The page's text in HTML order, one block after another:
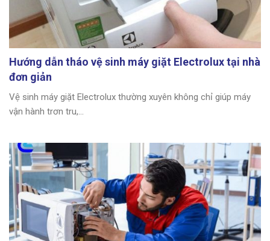
Hướng dẫn tháo vệ sinh máy giặt Electrolux tại nhà
đơn giản
Vệ sinh máy giặt Electrolux thường xuyên không chỉ giúp máy
vận hành trơn tru,...